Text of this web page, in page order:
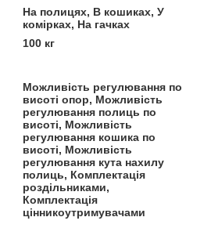
На полицях, В кошиках, У
комірках, На гачках
100 кг
Можливість регулювання по
висоті опор, Можливість
регулювання полиць по
висоті, Можливість
регулювання кошика по
висоті, Можливість
регулювання кута нахилу
полиць, Комплектація
роздільниками,
Комплектація
цінникоутримувачами